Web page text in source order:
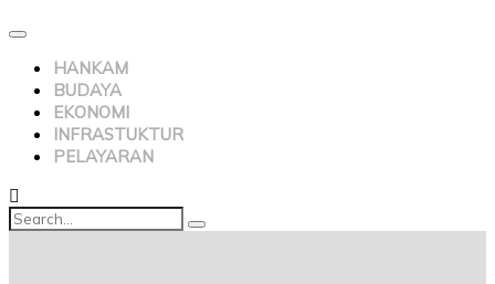
HANKAM
BUDAYA
EKONOMI
INFRASTUKTUR
PELAYARAN